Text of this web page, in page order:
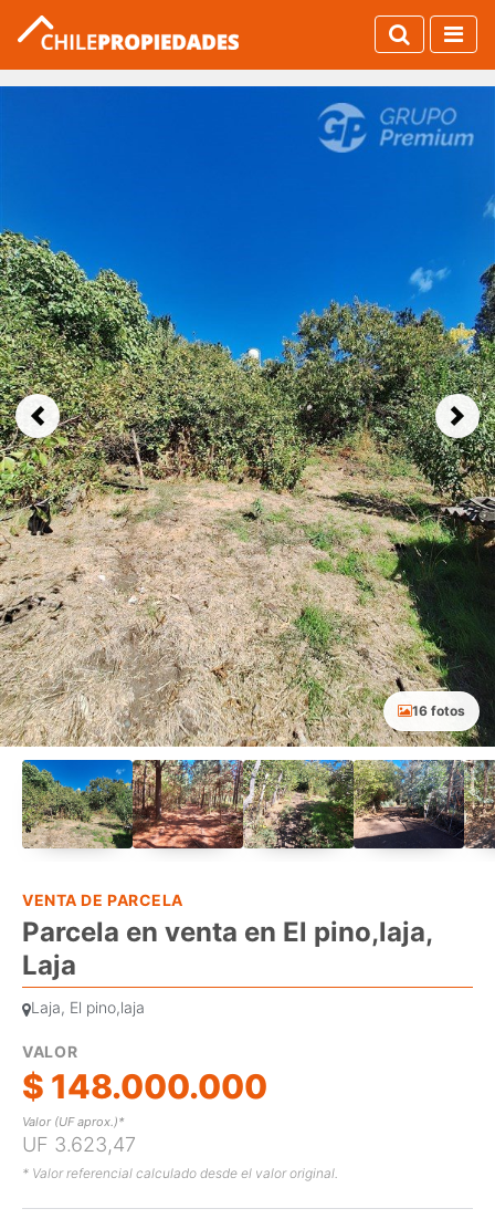
Previous Next
16 fotos
VENTA DE PARCELA
Parcela en venta en El pino,laja,
Laja
Laja, El pino,laja
VALOR
$ 148.000.000
Valor (UF aprox.)*
UF 3.623,47
* Valor referencial calculado desde el valor original.